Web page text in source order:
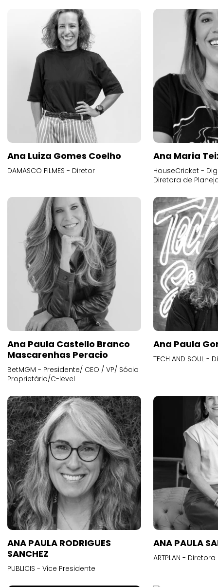
Ana Luiza Gomes Coelho
DAMASCO FILMES - Diretor
Ana Maria
HouseCricket -
Diretora de
Ana Paula Castello Branco
Mascarenhas Peracio
BetMGM - Presidente/ CEO / VP/ Sócio
Proprietário/C-level
Ana Paula
TECH AND SOUL
ANA PAULA RODRIGUES
SANCHEZ
PUBLICIS - Vice Presidente
ANA PAULA
ARTPLAN -